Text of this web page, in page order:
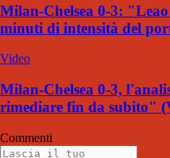
Milan-Chelsea 0-3:
minuti di intensità del
Video
Milan-Chelsea 0-3,
rimediare fin da subito"
Commenti